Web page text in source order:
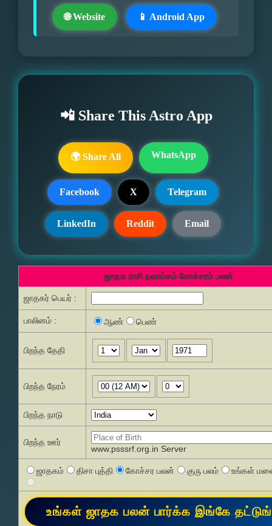
🌐 Website 📱 Android App
📲 Share This Astro App
🌍 Share All WhatsApp
Facebook X Telegram
LinkedIn Reddit Email
ஜாதக ராசி நவாம்சம் கோச்சரம் பலன்
ஜாதகர் பெயர் :
பாலினம் : ஆண் பெண்
பிறந்த தேதி
பிறந்த நேரம்
பிறந்த நாடு
பிறந்த ஊர்
www.psssrf.org.in Server
ஜாதகம் திசா புத்தி கோச்சர பலன் குரு பலம் உங்கள்